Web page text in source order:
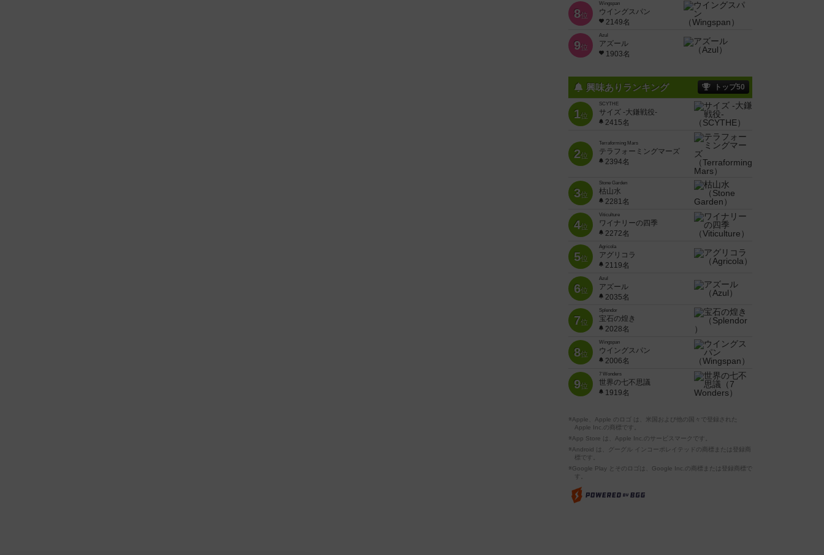
8位
Wingspan
ウイングスパン
2149名
9位
Azul
アズール
1903名
興味ありランキング トップ50
1位
SCYTHE
サイズ -大鎌戦役-
2415名
2位
Terraforming Mars
テラフォーミングマーズ
2394名
3位
Stone Garden
枯山水
2281名
4位
Viticulture
ワイナリーの四季
2272名
5位
Agricola
アグリコラ
2119名
6位
Azul
アズール
2035名
7位
Splendor
宝石の煌き
2028名
8位
Wingspan
ウイングスパン
2006名
9位
7 Wonders
世界の七不思議
1919名
※Apple、Apple のロゴ は、米国および他の国々で登録された
Apple Inc.の商標です。
※App Store は、Apple Inc.のサービスマークです。
※Android は、グーグル インコーポレイテッドの商標または登録商
標です。
※Google Play とそのロゴは、Google Inc.の商標または登録商標で
す。